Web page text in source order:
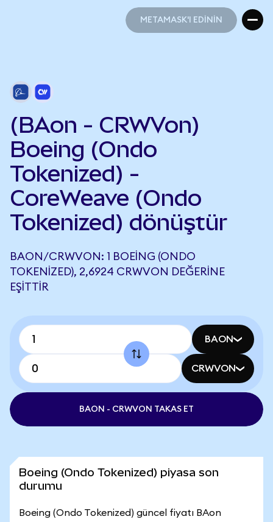
METAMASK'I EDİNİN
(BAon - CRWVon)
Boeing (Ondo
Tokenized) -
CoreWeave (Ondo
Tokenized) dönüştür
BAON/CRWVON: 1 BOEING (ONDO
TOKENIZED), 2,6924 CRWVON DEĞERINE
EŞITTIR
BAON
CRWVON
BAON - CRWVON TAKAS ET
Boeing (Ondo Tokenized) piyasa son
durumu
Boeing (Ondo Tokenized) güncel fiyatı BAon